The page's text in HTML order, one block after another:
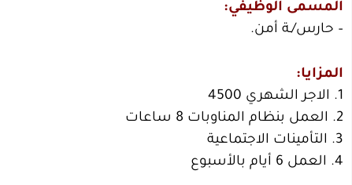
المسمى الوظيفي:
– حارس/ـة أمن.
المزايا:
1. الاجر الشهري 4500
2. العمل بنظام المناوبات 8 ساعات
3. التأمينات الاجتماعية
4. العمل 6 أيام بالأسبوع